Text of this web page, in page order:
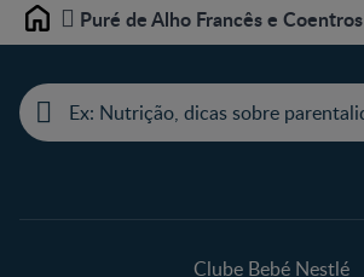
Home Puré de Alho Francês e Coentros
Clube Bebé Nestlé